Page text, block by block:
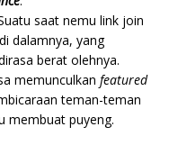
saat nemu link join
dalamnya, yang
berat olehnya.
memunculkan featured
teman-teman
membuat puyeng.